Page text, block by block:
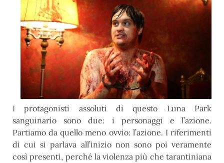
I protagonisti assoluti di questo Luna Park
sanguinario sono due: i personaggi e l’azione.
Partiamo da quello meno ovvio: l’azione. I riferimenti
di cui si parlava all’inizio non sono poi veramente
così presenti, perché la violenza più che tarantiniana